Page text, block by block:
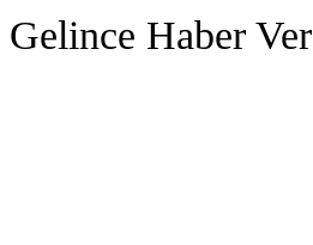
Gelince Haber Ver